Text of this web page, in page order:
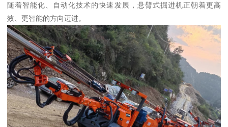
随着智能化、自动化技术的快速发展，悬臂式掘进机正朝着更高
效、更智能的方向迈进。